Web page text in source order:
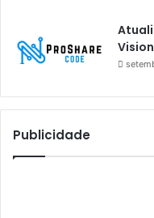
Athomics
Athomics
Athomics
Atto
AttoNet
Publicidade